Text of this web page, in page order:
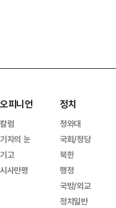
오피니언
칼럼
기자의 눈
기고
시사만평
정치
청와대
국회/정당
북한
행정
국방/외교
정치일반